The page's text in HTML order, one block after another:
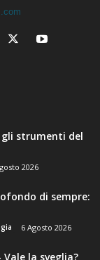
gli strumenti del
2026
di sempre:
6 Agosto 2026
la sveglia?